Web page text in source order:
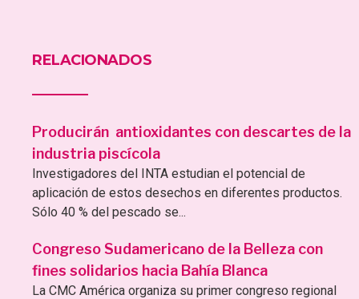
RELACIONADOS
Producirán antioxidantes con descartes de la
industria piscícola
Investigadores del INTA estudian el potencial de
aplicación de estos desechos en diferentes productos.
Sólo 40 % del pescado se...
Congreso Sudamericano de la Belleza con
fines solidarios hacia Bahía Blanca
La CMC América organiza su primer congreso regional